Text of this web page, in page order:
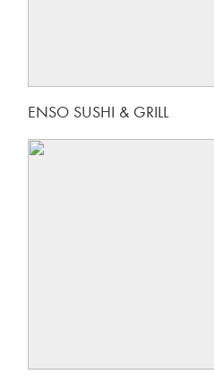
ENSO SUSHI & GRILL